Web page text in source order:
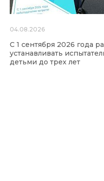
04.08.2026
С 1 сентября 2026 года
устанавливать
детьми до трех лет